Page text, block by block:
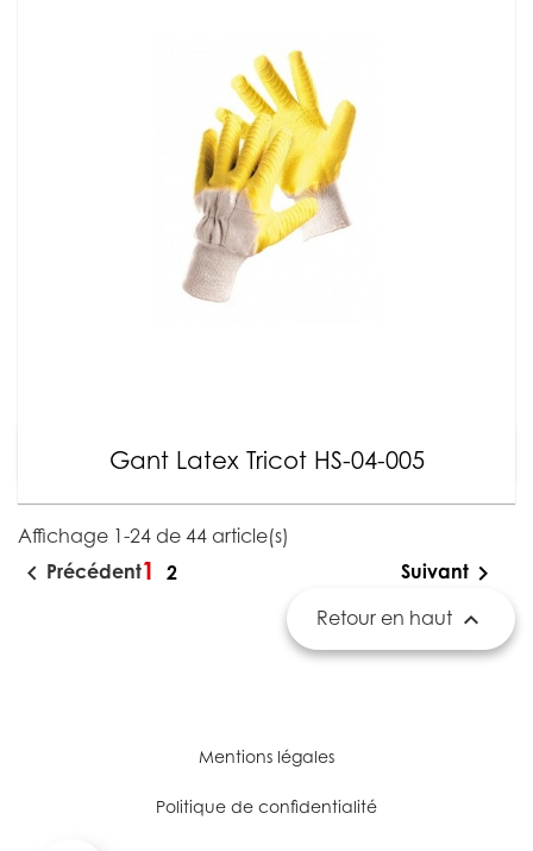
Gant Latex Tricot HS-04-005
Affichage 1-24 de 44 article(s)
 Précédent1 2 Suivant 
Retour en haut 
Mentions légales
Politique de confidentialité